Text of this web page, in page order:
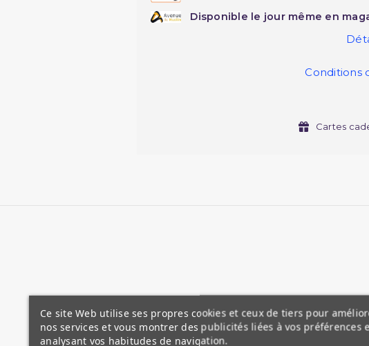
Disponible le jour même en
Conditions
Cartes
Ce site Web utilise ses propres cookies et ceux de tiers pour
nos services et vous montrer des publicités liées à vos préférences
analysant vos habitudes de navigation.